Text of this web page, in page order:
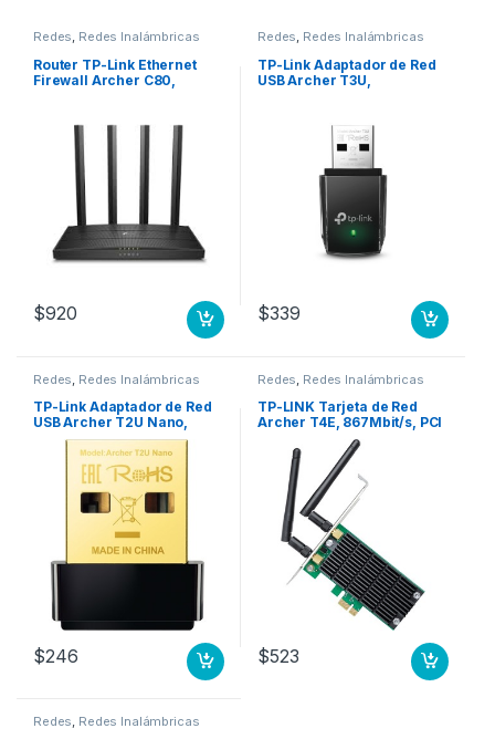
Redes, Redes Inalámbricas
Router TP-Link Ethernet
Firewall Archer C80,
Antenas Externas
1300MBPS AT 5GHZ
600MBPS AT 2.4GH
$920
Redes, Redes Inalámbricas
TP-Link Adaptador de Red
USB Archer T3U,
MU-MIMO AC1300
$339
Redes, Redes Inalámbricas
TP-Link Adaptador de Red
USB Archer T2U Nano,
Inalámbrico, WLAN, 633
Mbit/s, 2.4/5GHz DE BANDA
DUAL AC600
$246
Redes, Redes Inalámbricas
TP-LINK Tarjeta de Red
Archer T4E, 867Mbit/s, PCI
Express, 2 Antenas CO DE
BANDA DUAL AC1200
$523
Redes, Redes Inalámbricas